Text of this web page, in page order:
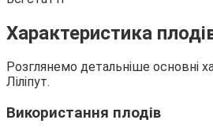
Характеристика
Розглянемо детальніше основні
Ліліпут.
Використання плодів